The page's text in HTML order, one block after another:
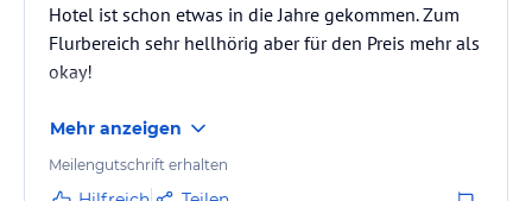
Hotel ist schon etwas in die Jahre gekommen. Zum
Flurbereich sehr hellhörig aber für den Preis mehr als
okay!
Mehr anzeigen
Meilengutschrift erhalten